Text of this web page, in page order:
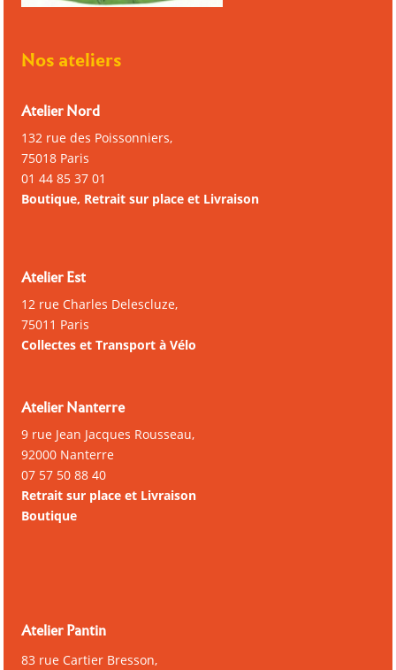
Nos ateliers
Atelier Nord
132 rue des Poissonniers,
75018 Paris
01 44 85 37 01
Boutique, Retrait sur place et Livraison
Atelier Est
12 rue Charles Delescluze,
75011 Paris
Collectes et Transport à Vélo
Atelier Nanterre
9 rue Jean Jacques Rousseau,
92000 Nanterre
07 57 50 88 40
Retrait sur place et Livraison
Boutique
Atelier Pantin
83 rue Cartier Bresson,